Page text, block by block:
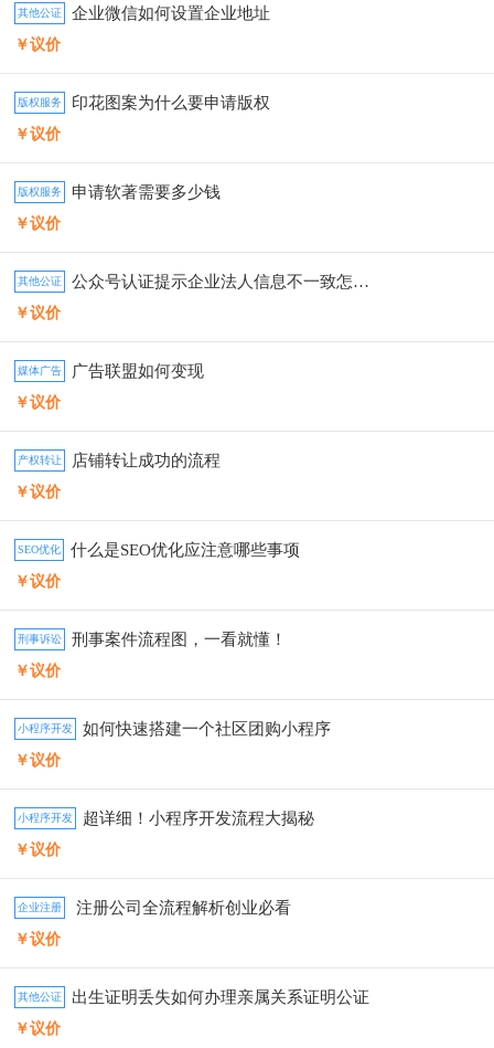
其他公证 企业微信如何设置企业地址
￥议价
版权服务 印花图案为什么要申请版权
￥议价
版权服务 申请软著需要多少钱
￥议价
其他公证 公众号认证提示企业法人信息不一致怎么办
￥议价
媒体广告 广告联盟如何变现
￥议价
产权转让 店铺转让成功的流程
￥议价
SEO优化 什么是SEO优化应注意哪些事项
￥议价
刑事诉讼 刑事案件流程图，一看就懂！
￥议价
小程序开发 如何快速搭建一个社区团购小程序
￥议价
小程序开发 超详细！小程序开发流程大揭秘
￥议价
企业注册 注册公司全流程解析️创业必看
￥议价
其他公证 出生证明丢失如何办理亲属关系证明公证
￥议价